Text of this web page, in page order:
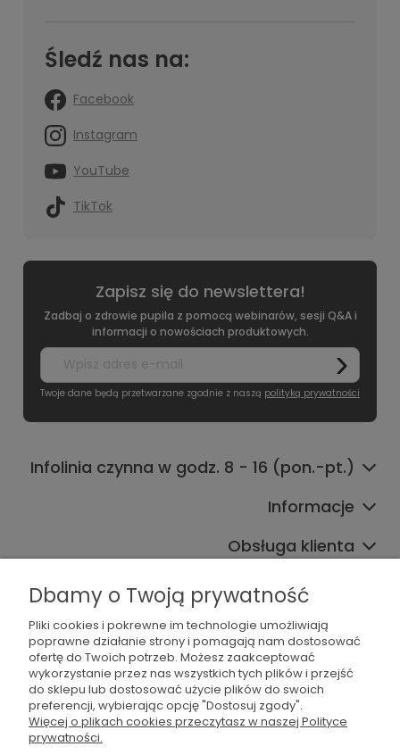
Śledź nas na:
Facebook
Instagram
YouTube
TikTok
Zapisz się do newslettera!
Zadbaj o zdrowie pupila z pomocą webinarów, sesji Q&A i
informacji o nowościach produktowych.
Twoje dane będą przetwarzane zgodnie z naszą polityką prywatności
Infolinia czynna w godz. 8 - 16 (pon.-pt.)
Informacje
Obsługa klienta
Współpraca
536 042 061
Dbamy o Twoją prywatność
Pliki cookies i pokrewne im technologie umożliwiają
poprawne działanie strony i pomagają nam dostosować
ofertę do Twoich potrzeb. Możesz zaakceptować
wykorzystanie przez nas wszystkich tych plików i przejść
do sklepu lub dostosować użycie plików do swoich
preferencji, wybierając opcję "Dostosuj zgody".
Więcej o plikach cookies przeczytasz w naszej Polityce
prywatności.